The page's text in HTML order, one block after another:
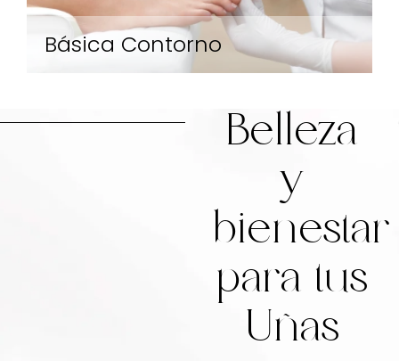
Básica Contorno
Este servicio te brinda pies suaves y uñas
perfectamente cuidadas. Ideal para
mantener la frescura y belleza de tus pies.
Belleza
y
bienestar
para tus
Uñas